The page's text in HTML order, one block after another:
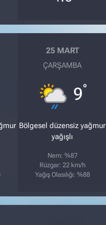
25 MART
ÇARŞAMBA
9°
Bölgesel düzensiz yağmur
yağışlı
Nem: %87
Rüzgar: 22 km/h
Yağış Olasılığı: %88